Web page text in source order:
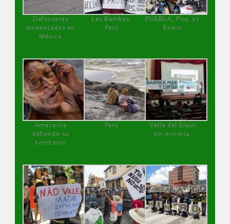
Defensoras
amenazadas en
México
Las Bambas,
Perú
PUEBLA, Pue, 27
Enero
Amazonía
defiende su
territorio
Perú
Valle del Elqui
sin minería.